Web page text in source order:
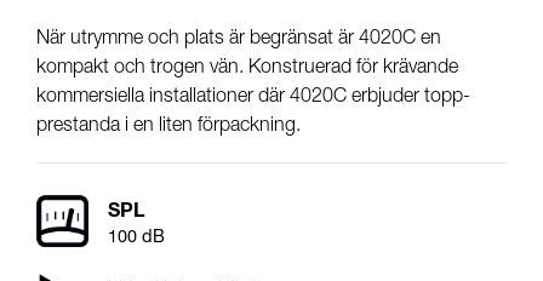
När utrymme och plats är begränsat är 4020C en
kompakt och trogen vän. Konstruerad för krävande
kommersiella installationer där 4020C erbjuder topp-
prestanda i en liten förpackning.
SPL
100 dB